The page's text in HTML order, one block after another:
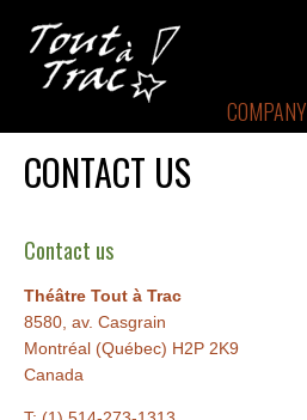
COMPANY
CONTACT US
Contact us
Théâtre Tout à Trac
8580, av. Casgrain
Montréal (Québec) H2P 2K9
Canada